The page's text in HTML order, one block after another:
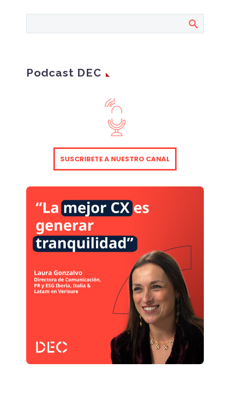
Podcast DEC
SUSCRIBETE A NUESTRO CANAL